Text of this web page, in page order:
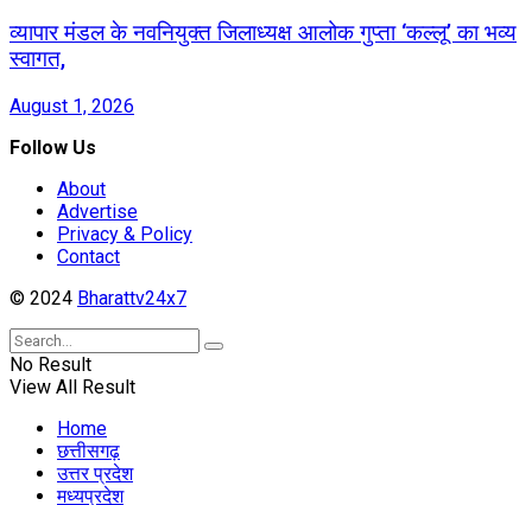
व्यापार मंडल के नवनियुक्त जिलाध्यक्ष आलोक गुप्ता ‘कल्लू’ का भव्य
स्वागत,
August 1, 2026
Follow Us
About
Advertise
Privacy & Policy
Contact
© 2024 Bharattv24x7
No Result
View All Result
Home
छत्तीसगढ़
उत्तर प्रदेश
मध्यप्रदेश